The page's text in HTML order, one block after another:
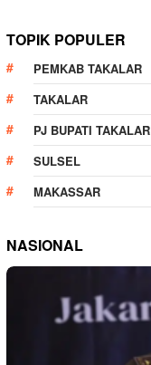
TOPIK POPULER
PEMKAB TAKALAR
TAKALAR
PJ BUPATI TAKALAR
SULSEL
MAKASSAR
NASIONAL